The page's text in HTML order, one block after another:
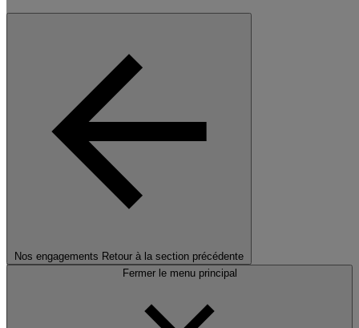
Nos engagements Retour à la section précédente
Fermer le menu principal